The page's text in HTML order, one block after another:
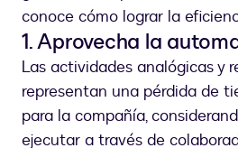
conoce cómo lograr la
1. Aprovecha la
Las actividades analógicas y
representan una pérdida de
para la compañía,
ejecutar a través de